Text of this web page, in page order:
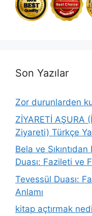
Son Yazılar
Zor durunlarden
ZİYARETİ AŞURA
Ziyareti) Türkçe
Bela ve
Duası: Fazileti ve
Tevessül Duası:
Anlamı
kitap açtırmak